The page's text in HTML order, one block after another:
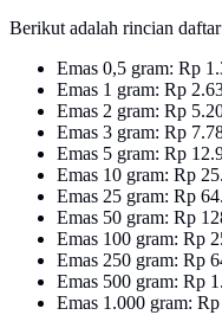
Berikut adalah rincian
Emas 0,5 gram: Rp
Emas 1 gram: Rp
Emas 2 gram: Rp
Emas 3 gram: Rp
Emas 5 gram: Rp
Emas 10 gram: Rp
Emas 25 gram: Rp
Emas 50 gram: Rp
Emas 100 gram: Rp
Emas 250 gram: Rp
Emas 500 gram: Rp
Emas 1.000 gram: